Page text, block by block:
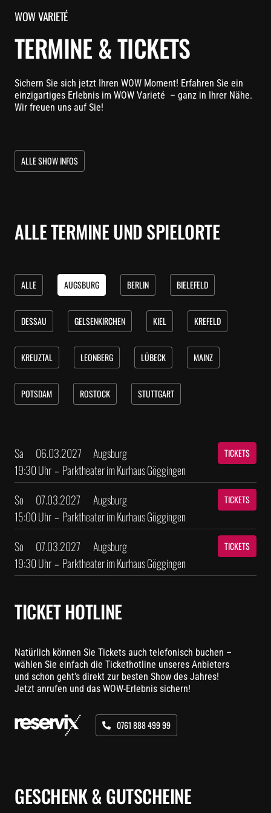
WOW VARIETÉ
TERMINE & TICKETS
Sichern Sie sich jetzt Ihren WOW Moment! Erfahren Sie ein
einzigartiges Erlebnis im WOW Varieté – ganz in Ihrer Nähe.
Wir freuen uns auf Sie!
ALLE SHOW INFOS
ALLE TERMINE UND SPIELORTE
ALLE AUGSBURG BERLIN BIELEFELD
DESSAU GELSENKIRCHEN KIEL KREFELD
KREUZTAL LEONBERG LÜBECK MAINZ
POTSDAM ROSTOCK STUTTGART
Sa 06.03.2027
Augsburg
19:30 Uhr– Parktheater im Kurhaus Göggingen
TICKETS
So 07.03.2027
Augsburg
15:00 Uhr– Parktheater im Kurhaus Göggingen
TICKETS
So 07.03.2027
Augsburg
19:30 Uhr– Parktheater im Kurhaus Göggingen
TICKETS
TICKET HOTLINE
Natürlich können Sie Tickets auch telefonisch buchen –
wählen Sie einfach die Tickethotline unseres Anbieters
und schon geht’s direkt zur besten Show des Jahres!
Jetzt anrufen und das WOW-Erlebnis sichern!
0761 888 499 99
GESCHENK & GUTSCHEINE